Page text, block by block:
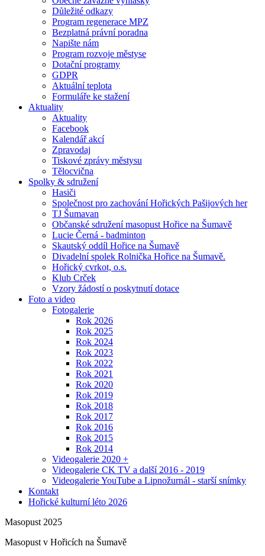
Důležité odkazy
Program regenerace MPZ
Bezplatná právní poradna
Napište nám
Program rozvoje městyse
Dotační programy
GDPR
Aktuální teplota
Formuláře ke stažení
Aktuality
Aktuality
Facebook
Kalendář akcí
Zpravodaj
Tiskové zprávy městysu
Tělocvična
Spolky & sdružení
Hasiči
Společnost pro zachování Hořických Pašijových her
TJ Šumavan
Občanské sdružení masopust Hořice na Šumavě
Lucie Černá - badminton
Skautský oddíl Hořice na Šumavě
Divadelní spolek Rolnička Hořice na Šumavě.
Hořický cvrkot, o.s.
Klub Crček
Vzory žádostí o poskytnutí dotace
Foto a video
Fotogalerie
Rok 2026
Rok 2025
Rok 2024
Rok 2023
Rok 2022
Rok 2021
Rok 2020
Rok 2019
Rok 2018
Rok 2017
Rok 2016
Rok 2015
Rok 2014
Videogalerie 2020 +
Videogalerie CK TV a další 2016 - 2019
Videogalerie YouTube a Lipnožurnál - starší snímky
Kontakt
Hořické kulturní léto 2026
Masopust 2025
Masopust v Hořicích na Šumavě